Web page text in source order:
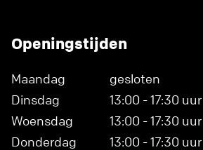
Openingstijden
Maandag
gesloten
Dinsdag
13:00 - 17:30 uur
Woensdag
13:00 - 17:30 uur
Donderdag
13:00 - 17:30 uur